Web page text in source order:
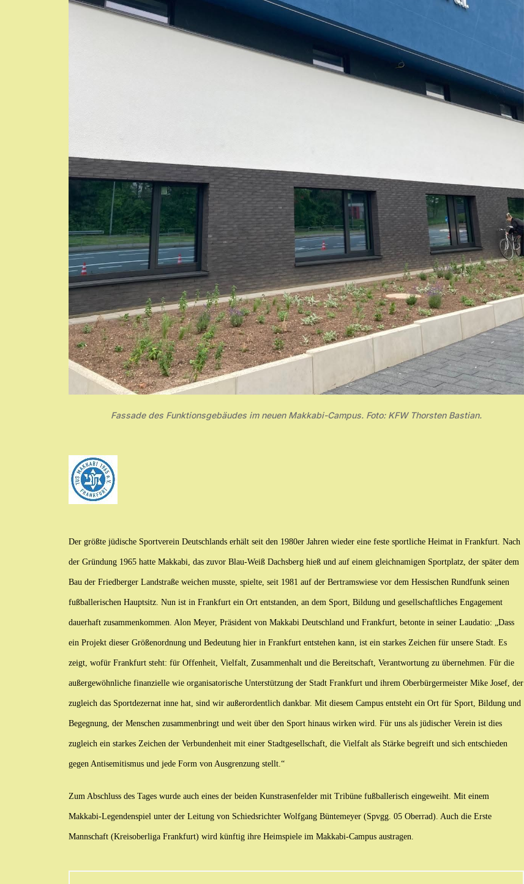
Fassade des Funktionsgebäudes im neuen Makkabi-Campus. Foto: KFW Thorsten Bastian.
Der größte jüdische Sportverein Deutschlands erhält seit den 1980er Jahren wieder eine feste sportliche Heimat in Frankfurt. Nach
der Gründung 1965 hatte Makkabi, das zuvor Blau-Weiß Dachsberg hieß und auf einem gleichnamigen Sportplatz, der später dem
Bau der Friedberger Landstraße weichen musste, spielte, seit 1981 auf der Bertramswiese vor dem Hessischen Rundfunk seinen
fußballerischen Hauptsitz. Nun ist in Frankfurt ein Ort entstanden, an dem Sport, Bildung und gesellschaftliches Engagement
dauerhaft zusammenkommen. Alon Meyer, Präsident von Makkabi Deutschland und Frankfurt, betonte in seiner Laudatio: „Dass
ein Projekt dieser Größenordnung und Bedeutung hier in Frankfurt entstehen kann, ist ein starkes Zeichen für unsere Stadt. Es
zeigt, wofür Frankfurt steht: für Offenheit, Vielfalt, Zusammenhalt und die Bereitschaft, Verantwortung zu übernehmen. Für die
außergewöhnliche finanzielle wie organisatorische Unterstützung der Stadt Frankfurt und ihrem Oberbürgermeister Mike Josef, der
zugleich das Sportdezernat inne hat, sind wir außerordentlich dankbar. Mit diesem Campus entsteht ein Ort für Sport, Bildung und
Begegnung, der Menschen zusammenbringt und weit über den Sport hinaus wirken wird. Für uns als jüdischer Verein ist dies
zugleich ein starkes Zeichen der Verbundenheit mit einer Stadtgesellschaft, die Vielfalt als Stärke begreift und sich entschieden
gegen Antisemitismus und jede Form von Ausgrenzung stellt.“
Zum Abschluss des Tages wurde auch eines der beiden Kunstrasenfelder mit Tribüne fußballerisch eingeweiht. Mit einem
Makkabi-Legendenspiel unter der Leitung von Schiedsrichter Wolfgang Büntemeyer (Spvgg. 05 Oberrad). Auch die Erste
Mannschaft (Kreisoberliga Frankfurt) wird künftig ihre Heimspiele im Makkabi-Campus austragen.